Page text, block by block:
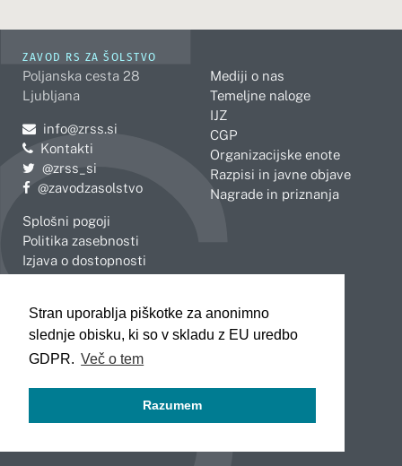
Stran uporablja piškotke za anonimno
slednje obisku, ki so v skladu z EU uredbo
GDPR. Več o tem
Razumem
ZAVOD RS ZA ŠOLSTVO
Poljanska cesta 28
Ljubljana
Pošljite e-mail na
info@zrss.si
Kontakti
Pojdite na Twitter:
@zrss_si
Pojdite na Facebook:
@zavodzasolstvo
Splošni pogoji
Politika zasebnosti
Izjava o dostopnosti
Mediji o nas
Temeljne naloge
IJZ
CGP
Organizacijske enote
Razpisi in javne objave
Nagrade in priznanja
Celje
Koper
Kranj
Novo mesto
Slovenj Gradec